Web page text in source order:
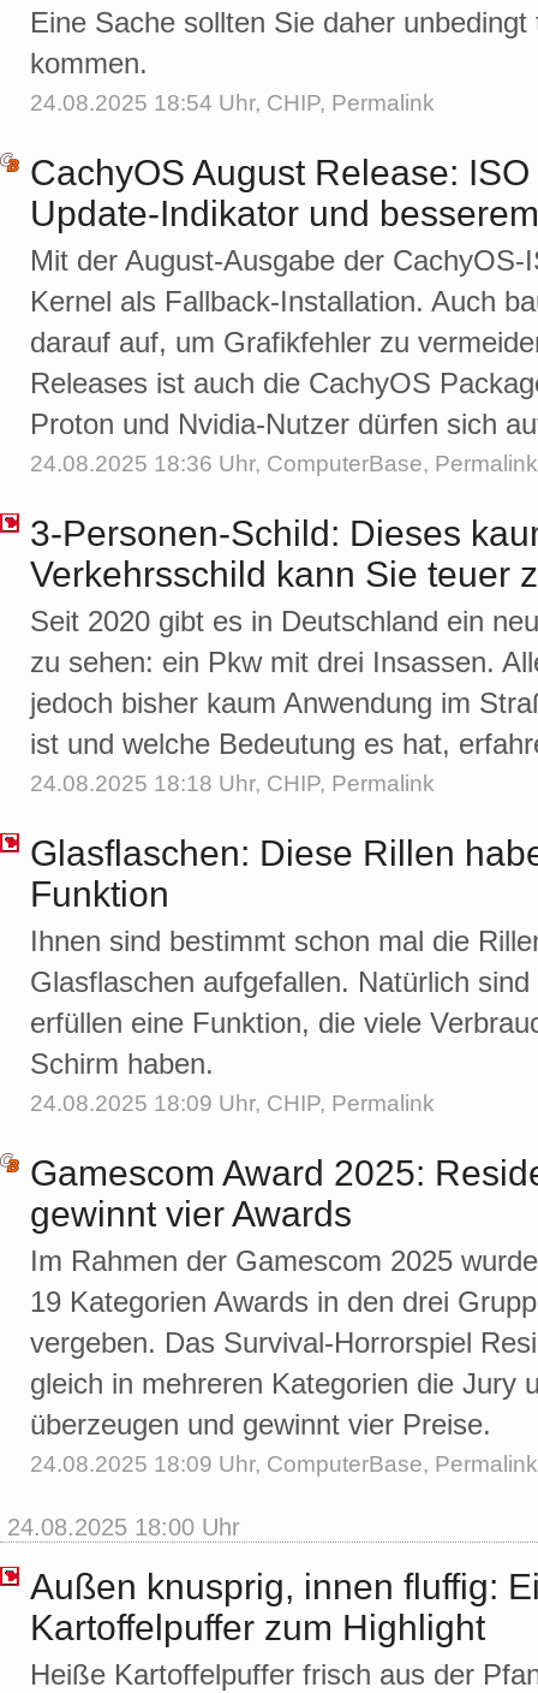
Eine Sache sollten Sie daher
kommen.
24.08.2025 18:54 Uhr, CHIP, Permalink
CachyOS August Release:
Update-Indikator und
Mit der August-Ausgabe der
Kernel als Fallback-Installation. Auch
darauf auf, um Grafikfehler zu
Releases ist auch die CachyOS
Proton und Nvidia-Nutzer dürfen sich
24.08.2025 18:36 Uhr, ComputerBase, Permalink
3-Personen-Schild: Dieses
Verkehrsschild kann Sie teuer
Seit 2020 gibt es in Deutschland ein
zu sehen: ein Pkw mit drei Insassen.
jedoch bisher kaum Anwendung im
ist und welche Bedeutung es hat,
24.08.2025 18:18 Uhr, CHIP, Permalink
Glasflaschen: Diese Rillen
Funktion
Ihnen sind bestimmt schon mal die
Glasflaschen aufgefallen. Natürlich
erfüllen eine Funktion, die viele
Schirm haben.
24.08.2025 18:09 Uhr, CHIP, Permalink
Gamescom Award 2025:
gewinnt vier Awards
Im Rahmen der Gamescom 2025
19 Kategorien Awards in den drei
vergeben. Das Survival-Horrorspiel
gleich in mehreren Kategorien die Jury
überzeugen und gewinnt vier Preise.
24.08.2025 18:09 Uhr, ComputerBase, Permalink
24.08.2025 18:00 Uhr
Außen knusprig, innen fluffig:
Kartoffelpuffer zum Highlight
Heiße Kartoffelpuffer frisch aus der